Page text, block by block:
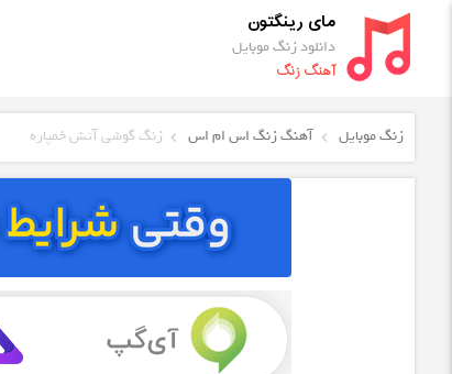
مای رینگتون
دانلود زنگ موبایل
آهنگ زنگ
زنگ موبایل آهنگ زنگ اس ام اس زنگ گوشی آتش خمپاره